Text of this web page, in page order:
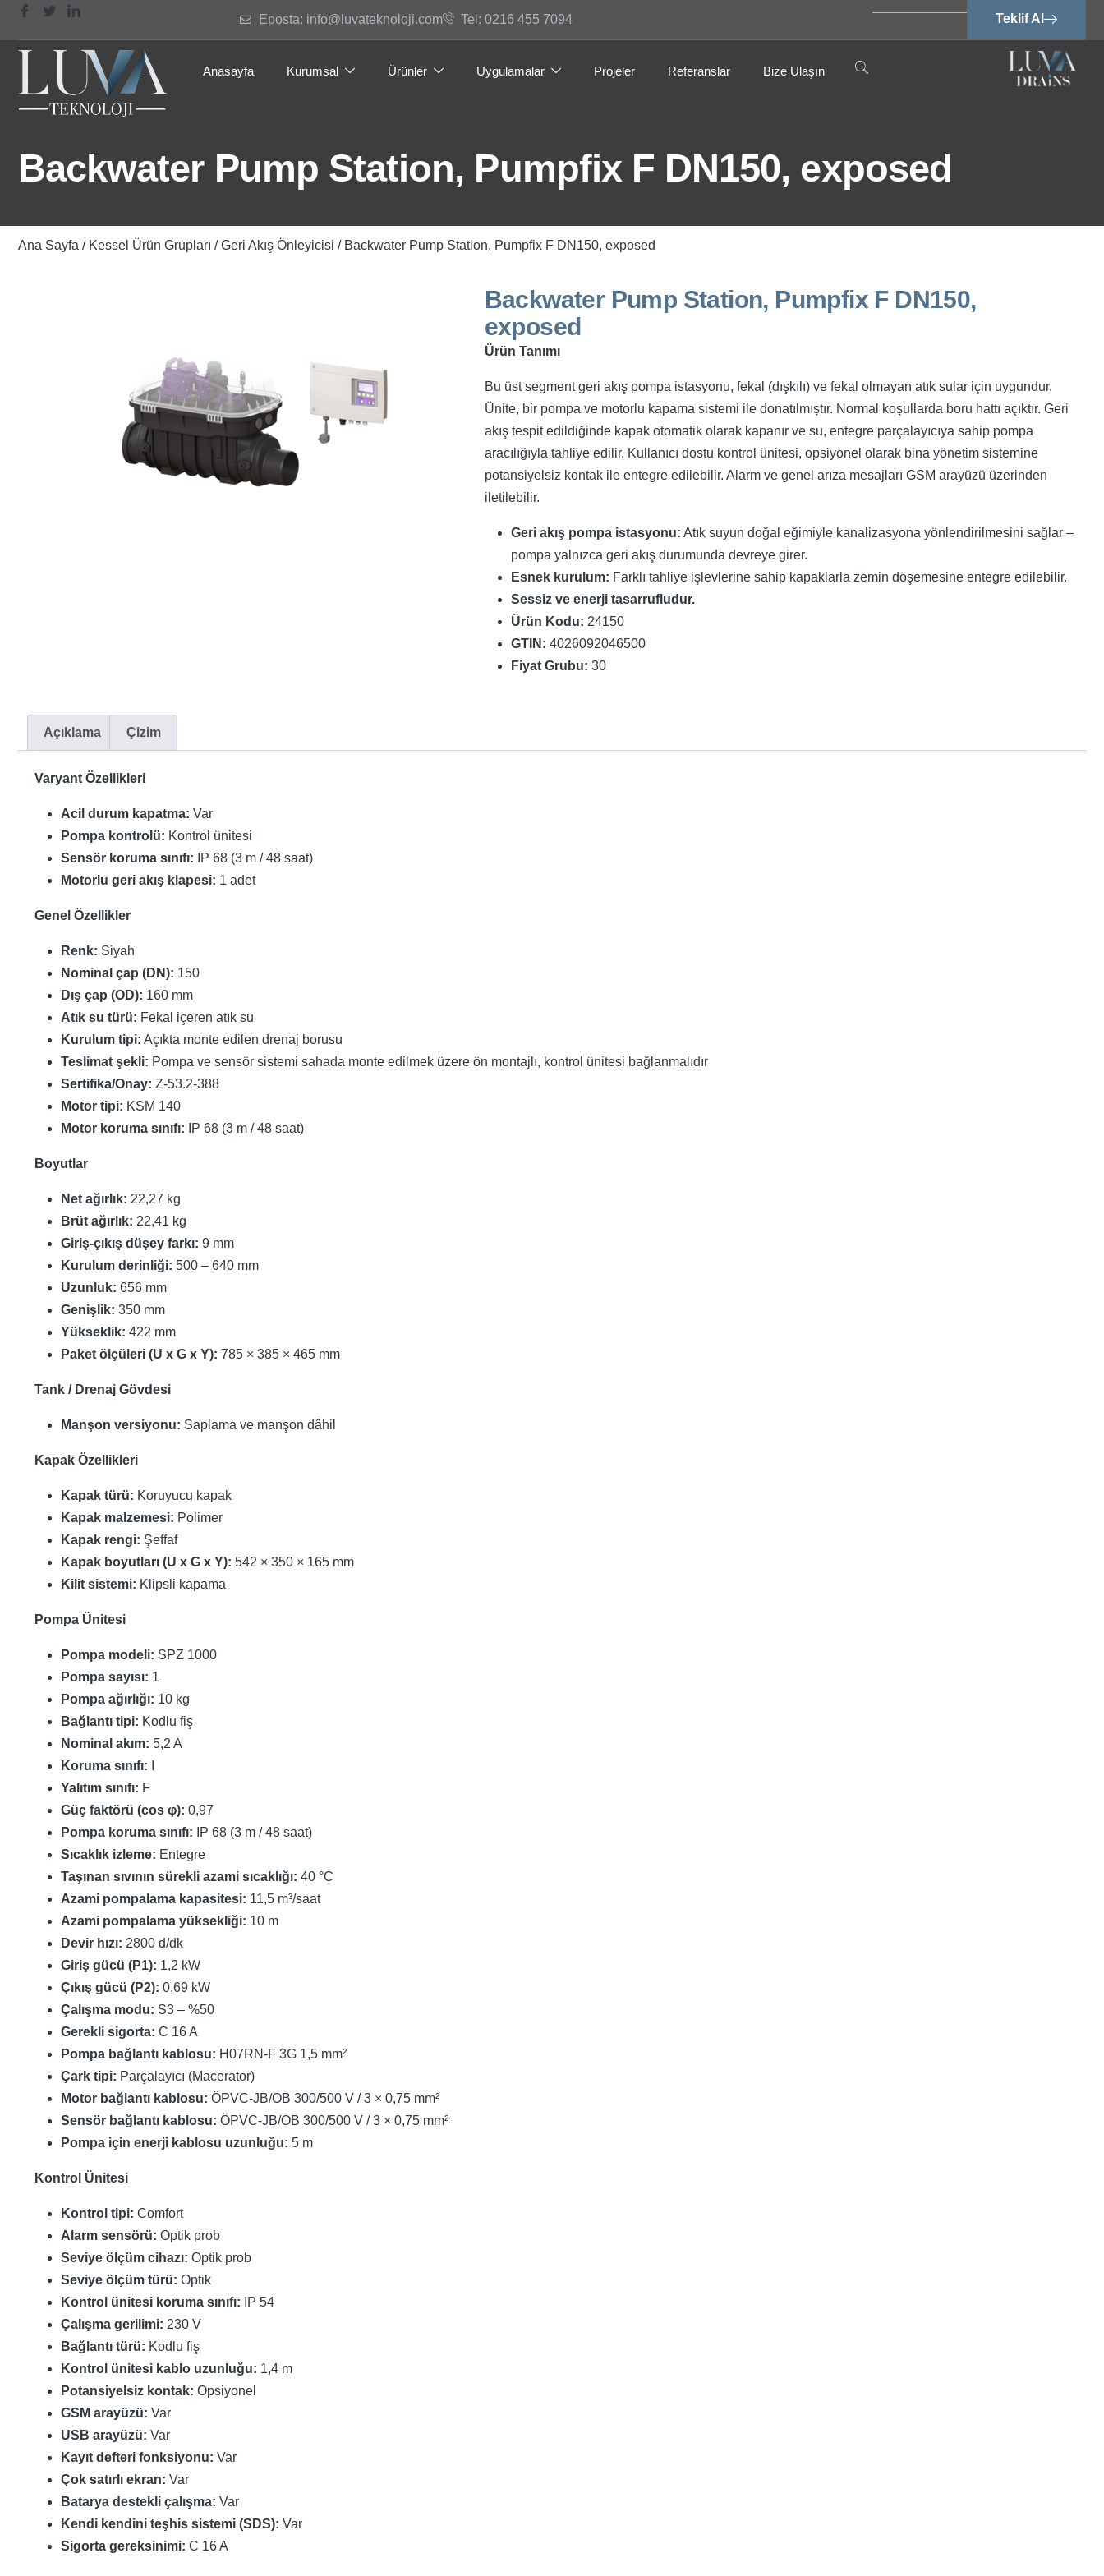
Eposta: info@luvateknoloji.com Tel: 0216 455 7094 Teklif Al
Anasayfa Kurumsal Ürünler Uygulamalar Projeler Referanslar Bize Ulaşın
Backwater Pump Station, Pumpfix F DN150, exposed
Ana Sayfa / Kessel Ürün Grupları /Geri Akış Önleyicisi / Backwater Pump Station, Pumpfix F DN150, exposed
Backwater Pump Station, Pumpfix F DN150,
exposed
Ürün Tanımı
Bu üst segment geri akış pompa istasyonu, fekal (dışkılı) ve fekal olmayan atık sular için uygundur.
Ünite, bir pompa ve motorlu kapama sistemi ile donatılmıştır. Normal koşullarda boru hattı açıktır. Geri
akış tespit edildiğinde kapak otomatik olarak kapanır ve su, entegre parçalayıcıya sahip pompa
aracılığıyla tahliye edilir. Kullanıcı dostu kontrol ünitesi, opsiyonel olarak bina yönetim sistemine
potansiyelsiz kontak ile entegre edilebilir. Alarm ve genel arıza mesajları GSM arayüzü üzerinden
iletilebilir.
Geri akış pompa istasyonu: Atık suyun doğal eğimiyle kanalizasyona yönlendirilmesini sağlar –
pompa yalnızca geri akış durumunda devreye girer.
Esnek kurulum: Farklı tahliye işlevlerine sahip kapaklarla zemin döşemesine entegre edilebilir.
Sessiz ve enerji tasarrufludur.
Ürün Kodu: 24150
GTIN: 4026092046500
Fiyat Grubu: 30
Açıklama Çizim
Varyant Özellikleri
Acil durum kapatma: Var
Pompa kontrolü: Kontrol ünitesi
Sensör koruma sınıfı: IP 68 (3 m / 48 saat)
Motorlu geri akış klapesi: 1 adet
Genel Özellikler
Renk: Siyah
Nominal çap (DN): 150
Dış çap (OD): 160 mm
Atık su türü: Fekal içeren atık su
Kurulum tipi: Açıkta monte edilen drenaj borusu
Teslimat şekli: Pompa ve sensör sistemi sahada monte edilmek üzere ön montajlı, kontrol ünitesi bağlanmalıdır
Sertifika/Onay: Z-53.2-388
Motor tipi: KSM 140
Motor koruma sınıfı: IP 68 (3 m / 48 saat)
Boyutlar
Net ağırlık: 22,27 kg
Brüt ağırlık: 22,41 kg
Giriş-çıkış düşey farkı: 9 mm
Kurulum derinliği: 500 – 640 mm
Uzunluk: 656 mm
Genişlik: 350 mm
Yükseklik: 422 mm
Paket ölçüleri (U x G x Y): 785 × 385 × 465 mm
Tank / Drenaj Gövdesi
Manşon versiyonu: Saplama ve manşon dâhil
Kapak Özellikleri
Kapak türü: Koruyucu kapak
Kapak malzemesi: Polimer
Kapak rengi: Şeffaf
Kapak boyutları (U x G x Y): 542 × 350 × 165 mm
Kilit sistemi: Klipsli kapama
Pompa Ünitesi
Pompa modeli: SPZ 1000
Pompa sayısı: 1
Pompa ağırlığı: 10 kg
Bağlantı tipi: Kodlu fiş
Nominal akım: 5,2 A
Koruma sınıfı:
Yalıtım sınıfı: F
Güç faktörü (cos φ): 0,97
Pompa koruma sınıfı: IP 68 (3 m / 48 saat)
Sıcaklık izleme: Entegre
Taşınan sıvının sürekli azami sıcaklığı: 40 °C
Azami pompalama kapasitesi: 11,5 m³/saat
Azami pompalama yüksekliği: 10 m
Devir hızı: 2800 d/dk
Giriş gücü (P1): 1,2 kW
Çıkış gücü (P2): 0,69 kW
Çalışma modu: S3 – %50
Gerekli sigorta: C 16 A
Pompa bağlantı kablosu: H07RN-F 3G 1,5 mm²
Çark tipi: Parçalayıcı (Macerator)
Motor bağlantı kablosu: ÖPVC-JB/OB 300/500 V / 3 × 0,75 mm²
Sensör bağlantı kablosu: ÖPVC-JB/OB 300/500 V / 3 × 0,75 mm²
Pompa için enerji kablosu uzunluğu: 5 m
Kontrol Ünitesi
Kontrol tipi: Comfort
Alarm sensörü: Optik prob
Seviye ölçüm cihazı: Optik prob
Seviye ölçüm türü: Optik
Kontrol ünitesi koruma sınıfı: IP 54
Çalışma gerilimi: 230 V
Bağlantı türü: Kodlu fiş
Kontrol ünitesi kablo uzunluğu: 1,4 m
Potansiyelsiz kontak: Opsiyonel
GSM arayüzü: Var
USB arayüzü: Var
Kayıt defteri fonksiyonu: Var
Çok satırlı ekran: Var
Batarya destekli çalışma: Var
Kendi kendini teşhis sistemi (SDS): Var
Sigorta gereksinimi: C 16 A